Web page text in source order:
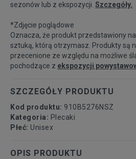
sezonów lub z ekspozycji. Szczegóły.
*Zdjęcie poglądowe
Oznacza, że produkt przedstawiony
sztuką, którą otrzymasz. Produkty są
przecenione ze względu na możliwe
pochodzące z ekspozycji
SZCZEGÓŁY PRODUKTU
Kod produktu: 910B5276NSZ
Kategoria: Plecaki
Płeć: Unisex
OPIS PRODUKTU